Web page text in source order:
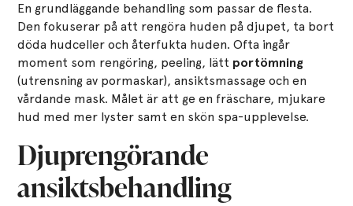
En grundläggande behandling som passar de flesta.
Den fokuserar på att rengöra huden på djupet, ta bort
döda hudceller och återfukta huden. Ofta ingår
moment som rengöring, peeling, lätt portömning
(utrensning av pormaskar), ansiktsmassage och en
vårdande mask. Målet är att ge en fräschare, mjukare
hud med mer lyster samt en skön spa-upplevelse.
Djuprengörande
ansiktsbehandling